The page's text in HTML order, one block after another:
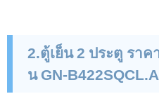
2.ตู้เย็น 2 ประตู รา
น GN-B422